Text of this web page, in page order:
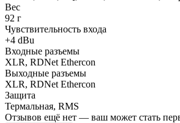
Вес
92 г
Чувствительность входа
+4 dBu
Входные разъемы
XLR, RDNet Ethercon
Выходные разъемы
XLR, RDNet Ethercon
Защита
Термальная, RMS
Отзывов ещё нет — ваш может стать